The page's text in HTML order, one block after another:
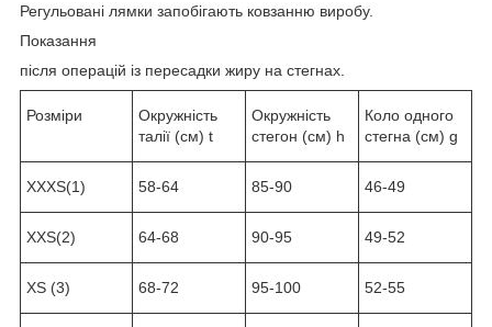
Регульовані лямки запобігають ковзанню виробу.
Показання
після операцій із пересадки жиру на стегнах.
Розміри
Окружність
талії (см) t
Окружність
стегон (см) h
Коло одного
стегна (см) g
XXXS(1) 58-64 85-90 46-49
XXS(2) 64-68 90-95 49-52
XS (3) 68-72 95-100 52-55